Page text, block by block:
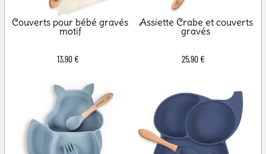
Couverts pour bébé gravés
motif
13,90 €
Assiette Crabe et couverts
gravés
25,90 €